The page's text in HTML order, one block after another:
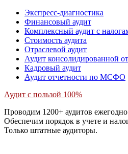
Экспресс-диагностика
Финансовый аудит
Комплексный аудит с
Стоимость аудита
Отраслевой аудит
Аудит консолидированной
Кадровый аудит
Аудит отчетности по МСФО
Аудит с пользой 100%
Проводим 1200+ аудитов
Обеспечим порядок в учете и
Только штатные аудиторы.